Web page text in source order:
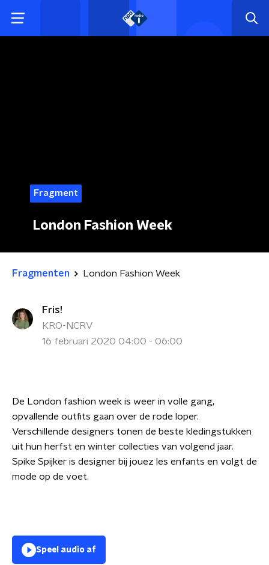
Fragment
London Fashion Week
Fragmenten London Fashion Week
Fris!
KRO-NCRV
16 februari 2020 04:00 - 06:00
De London fashion week is weer in volle gang,
opvallende outfits gaan over de rode loper.
Verschillende designers tonen de beste kledingstukken
uit hun herfst en winter collecties van volgend jaar.
Spike Spijker is designer bij jouez les enfants en volgt de
mode op de voet.
Speel audio af